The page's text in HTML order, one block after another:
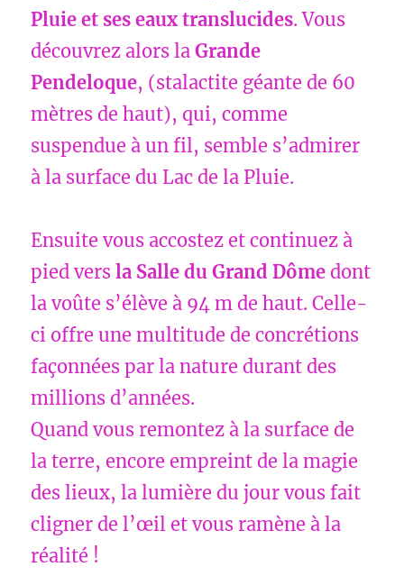
Pluie et ses eaux translucides. Vous
découvrez alors la Grande
Pendeloque, (stalactite géante de 60
mètres de haut), qui, comme
suspendue à un fil, semble s’admirer
à la surface du Lac de la Pluie.
Ensuite vous accostez et continuez à
pied versla Salle du Grand Dôme dont
la voûte s’élève à 94 m de haut. Celle-
ci offre une multitude de concrétions
façonnées par la nature durant des
millions d’années.
Quand vous remontez à la surface de
la terre, encore empreint de la magie
des lieux, la lumière du jour vous fait
cligner de l’œil et vous ramène à la
réalité !